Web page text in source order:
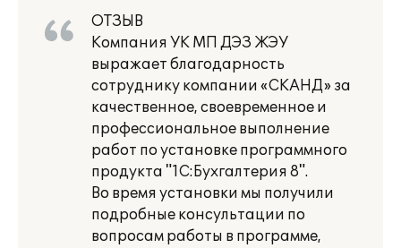
ОТЗЫВ
Компания УК МП ДЭЗ ЖЭУ
выражает благодарность
сотруднику компании «СКАНД» за
качественное, своевременное и
профессиональное выполнение
работ по установке программного
продукта "1С:Бухгалтерия 8".
Во время установки мы получили
подробные консультации по
вопросам работы в программе,